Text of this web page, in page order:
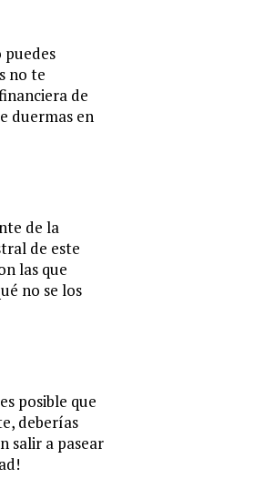
puedes
no te
de
duermas en
de la
de este
las que
no se los
posible que
deberías
salir a pasear